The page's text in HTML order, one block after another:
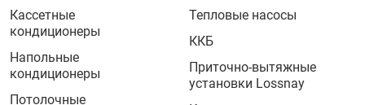
Кассетные
кондиционеры
Напольные
кондиционеры
Потолочные
Тепловые насосы
ККБ
Приточно-вытяжные
установки Lossnay